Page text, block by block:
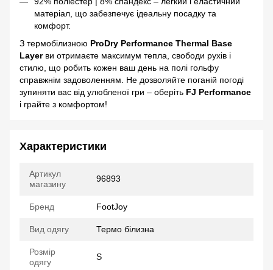
матеріал, що забезпечує ідеальну посадку та
комфорт.
З термобілизною ProDry Performance Thermal Base
Layerви отримаєте максимум тепла, свободи рухів і
стилю, що робить кожен ваш день на полі гольфу
справжнім задоволенням. Не дозволяйте поганій погоді
зупиняти вас від улюбленої гри – оберіть FJ Performance
і грайте з комфортом!
Характеристики
Артикул
магазину
96893
Бренд FootJoy
Вид одягу Термо білизна
Розмір
одягу
S